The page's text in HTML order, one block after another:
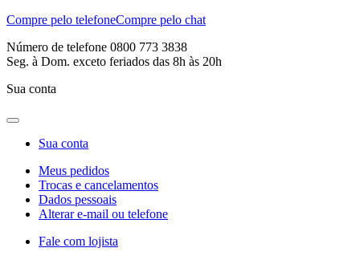
Compre pelo telefoneCompre pelo chat
Número de telefone 0800 773 3838
Seg. à Dom. exceto feriados das 8h às 20h
Sua conta
Sua conta
Meus pedidos
Trocas e cancelamentos
Dados pessoais
Alterar e-mail ou telefone
Fale com lojista